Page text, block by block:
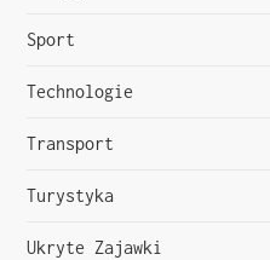
Sport
Technologie
Transport
Turystyka
Ukryte Zajawki